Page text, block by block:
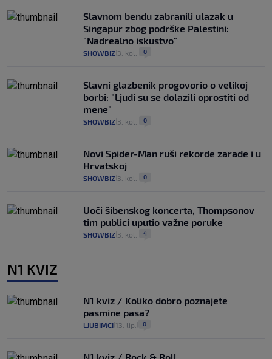
Slavnom bendu zabranili ulazak u
Singapur zbog podrške Palestini:
"Nadrealno iskustvo"
SHOWBIZ 3. kol. 0
Slavni glazbenik progovorio o velikoj
borbi: "Ljudi su se dolazili oprostiti od
mene"
SHOWBIZ 3. kol. 0
Novi Spider-Man ruši rekorde zarade i u
Hrvatskoj
SHOWBIZ 3. kol. 0
Uoči šibenskog koncerta, Thompsonov
tim publici uputio važne poruke
SHOWBIZ 3. kol. 4
N1 KVIZ
N1 kviz / Koliko dobro poznajete
pasmine pasa?
LJUBIMCI 13. lip. 0